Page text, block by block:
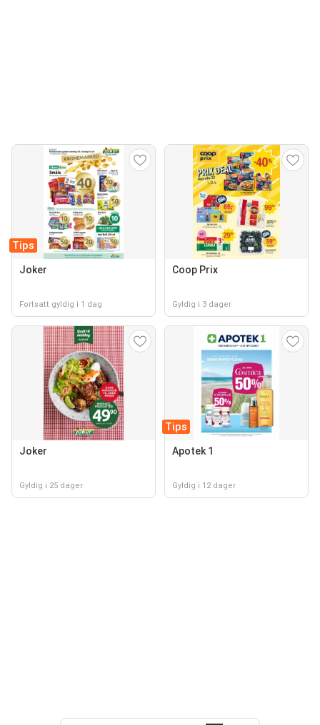
Tips
Joker
Fortsatt gyldig i 1 dag
Coop Prix
Gyldig i 3 dager
Joker
Gyldig i 25 dager
Tips
Apotek 1
Gyldig i 12 dager